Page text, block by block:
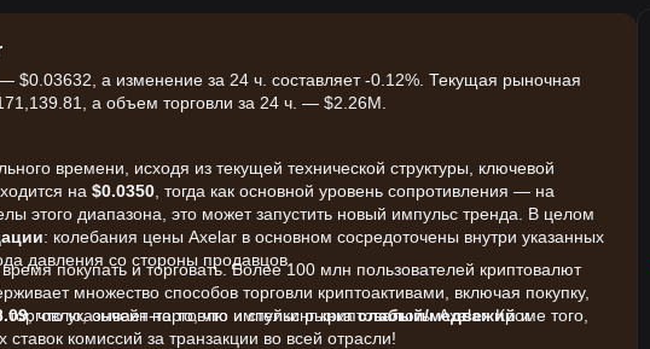
$0.03632, а изменение за 24 ч. составляет -0.12%. Текущая рыночная
а объем торговли за 24 ч. — $2.26M.
времени, исходя из текущей технической структуры, ключевой
на $0.0350 , тогда как основной уровень сопротивления — на
этого диапазона, это может запустить новый импульс тренда. В целом
: колебания цены Axelar в основном сосредоточены внутри указанных
давления со стороны продавцов.
, что указывает на то, что импульс рынкаслабый/медвежийи
покупать и торговать. Более 100 млн пользователей криптовалют
множество способов торговли криптоактивами, включая покупку,
ончейн-торговлю и стейкинг криптовалюты Axelar. Кроме того,
комиссий за транзакции во всей отрасли!